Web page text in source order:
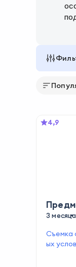
4,9
3 месяца
Съемка
ых